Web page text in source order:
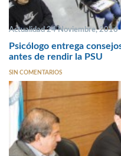
Actualidad 24 Noviembre, 2016
Psicólogo entrega
antes de rendir la PSU
SIN COMENTARIOS